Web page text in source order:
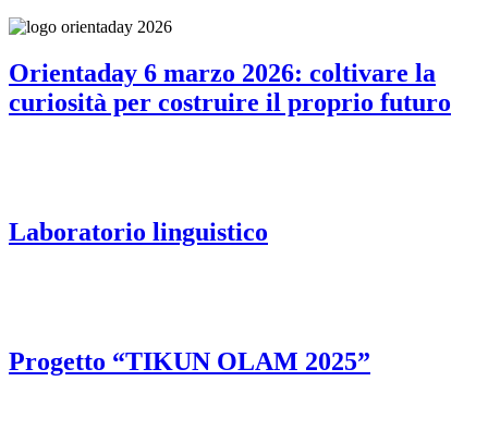
Orientaday 6 marzo 2026: coltivare la
curiosità per costruire il proprio futuro
Laboratorio linguistico
Progetto “TIKUN OLAM 2025”